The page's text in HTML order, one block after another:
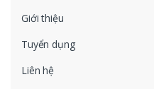
Giới thiệu
Tuyển dụng
Liên hệ